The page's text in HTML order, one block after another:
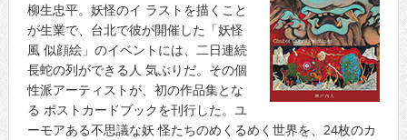
柳生忠平。妖怪のイ ラストを描くこと
が生業で、台北で彼が開催した「妖怪
風 似顔絵」のイベントには、二日連続
長蛇の列ができる人 気ぶりだ。その個
性派アーティストが、初の作品集とな
る ポストカードブックを刊行した。ユ
ーモアある不思議な妖 怪たちのめくるめく世界を、24枚のカ